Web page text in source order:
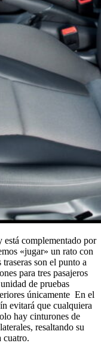
está complementado por
«jugar» un rato con
son el punto a
para tres pasajeros
de pruebas
únicamente En el
evitará que cualquiera
hay cinturones de
resaltando su
cuatro.